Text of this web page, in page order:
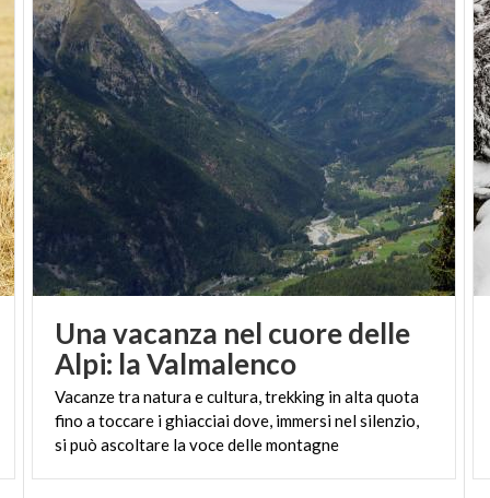
Una vacanza nel cuore delle
Alpi: la Valmalenco
Vacanze tra natura e cultura, trekking in alta quota
fino a toccare i ghiacciai dove, immersi nel silenzio,
si può ascoltare la voce delle montagne